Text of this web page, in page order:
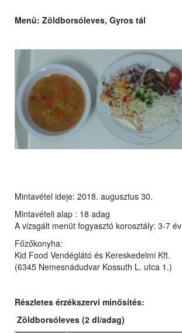
Menü: Zöldborsóleves, Gyros tál
Mintavétel ideje: 2018. augusztus 30.
Mintavételi alap : 18 adag
A vizsgált menüt fogyasztó korosztály: 3-7 év
Főzőkonyha:
Kid Food Vendéglátó és Kereskedelmi Kft.
(6345 Nemesnádudvar Kossuth L. utca 1.)
Részletes érzékszervi minősítés:
Zöldborsóleves (2 dl/adag)